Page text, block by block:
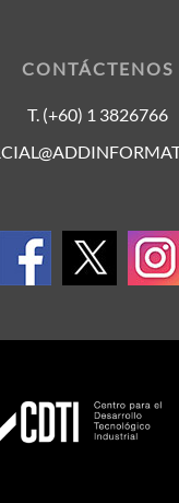
CONTÁCTENOS
T. (+60) 1 3826766